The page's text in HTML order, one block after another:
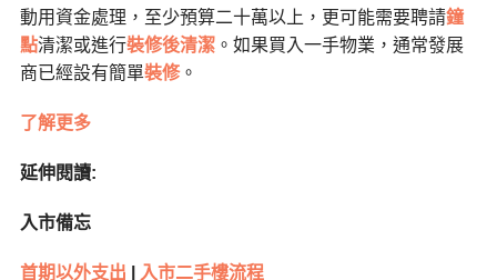
動用資金處理，至少預算二十萬以上，更可能需要聘請鐘
點清潔或進行裝修後清潔。如果買入一手物業，通常發展
商已經設有簡單裝修。
了解更多
延伸閱讀:
入市備忘
首期以外支出 入市二手樓流程